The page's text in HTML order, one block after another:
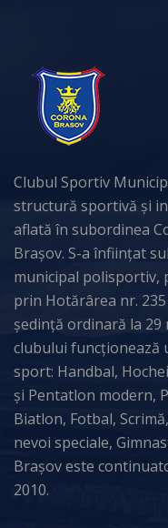
Clubul Sportiv
structură sportivă și
aflată în subordinea
Brașov. S-a înființat
municipal polisportiv,
prin Hotărârea nr.
ședință ordinară la 29
clubului funcționează
sport: Handbal,
și Pentatlon modern,
Biatlon, Fotbal,
nevoi speciale,
Brașov este
2010.